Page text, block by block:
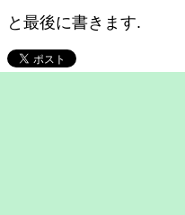
と最後に書きます.